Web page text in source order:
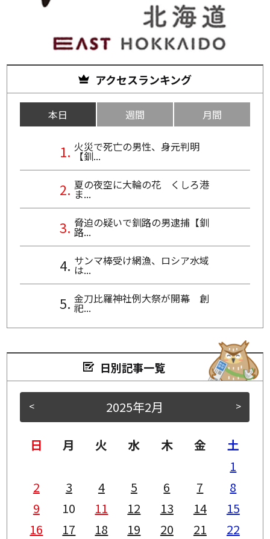
アクセスランキング
本日 週間 月間
火災で死亡の男性、身元判明
【釧...
夏の夜空に大輪の花 くしろ港
ま...
脅迫の疑いで釧路の男逮捕【釧
路...
サンマ棒受け網漁、ロシア水域
は...
金刀比羅神社例大祭が開幕 創
祀...
日別記事一覧
< >
2025年2月
日 月 火 水 木 金
土
1
2
3 4 5 6 7
8
9
10 11 12 13 14
15
16
17 18 19 20 21
22